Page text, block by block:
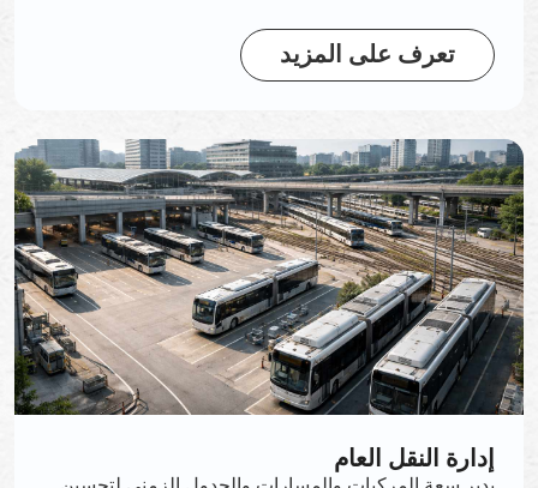
تعرف على المزيد
إدارة النقل العام